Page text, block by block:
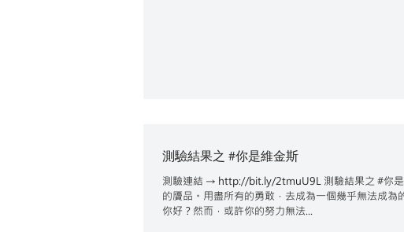
測驗結果之 #你是維金斯
測驗連結 → http://bit.ly/2tmuU9L 測驗結果之 #你是
的贗品。用盡所有的勇敢，去成為一個幾乎無法成
你好？然而，或許你的努力無法...